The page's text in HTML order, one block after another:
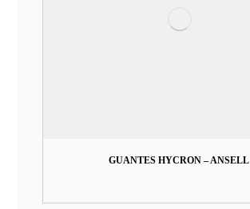
GUANTES HYCRON – ANSELL